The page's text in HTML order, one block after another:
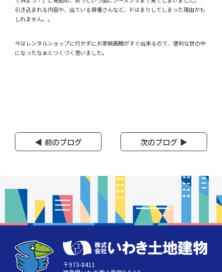
引き込まれる内容や、出ている俳優さんなど、ドはまりしてしまった理由かも
しれません。。
今はレンタルショップに行かずにお家映画館がすぐ出来るので、便利な世の中
になったなぁとつくづく思いました。
前のブログ 次のブログ
〒973-8411